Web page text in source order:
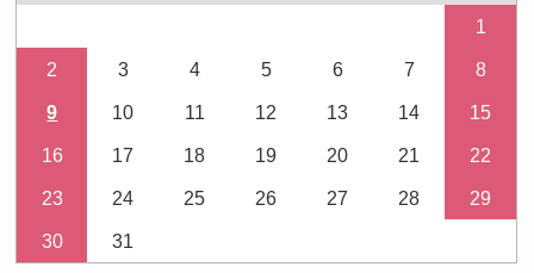
1
2
3 4 5 6 7
8
9
10 11 12 13 14
15
16
17 18 19 20 21
22
23
24 25 26 27 28
29
30
31